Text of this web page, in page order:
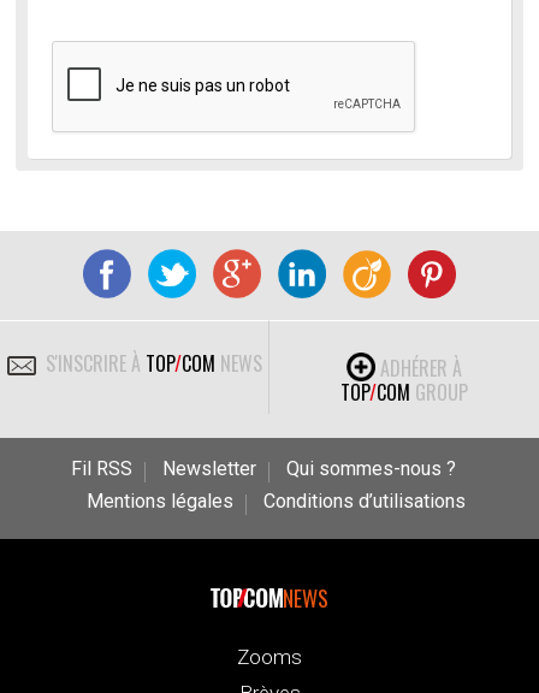
S'INSCRIRE À TOP/COM NEWS
ADHÉRER À
TOP/COM GROUP
Fil RSS Newsletter
Qui sommes-nous ?
Mentions légales
Conditions d’utilisations
NEWS
Zooms